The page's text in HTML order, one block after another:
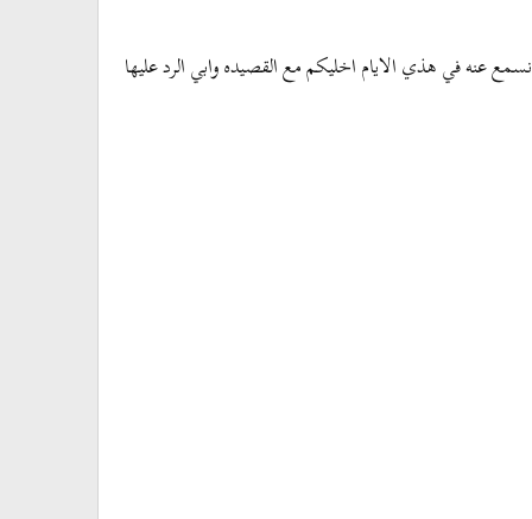
في هذي الايام اخليكم مع القصيده وابي الرد عليها